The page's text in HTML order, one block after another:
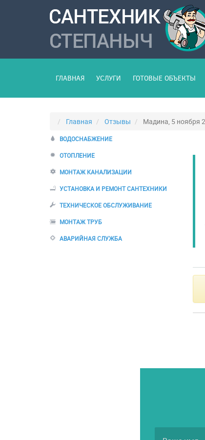
ГЛАВНАЯ УСЛУГИ ГОТОВЫЕ ОБЪЕКТЫ
Главная Отзывы Мадина, 5 ноября
ВОДОСНАБЖЕНИЕ
ОТОПЛЕНИЕ
МОНТАЖ КАНАЛИЗАЦИИ
УСТАНОВКА И РЕМОНТ САНТЕХНИКИ
ТЕХНИЧЕСКОЕ ОБСЛУЖИВАНИЕ
МОНТАЖ ТРУБ
АВАРИЙНАЯ СЛУЖБА